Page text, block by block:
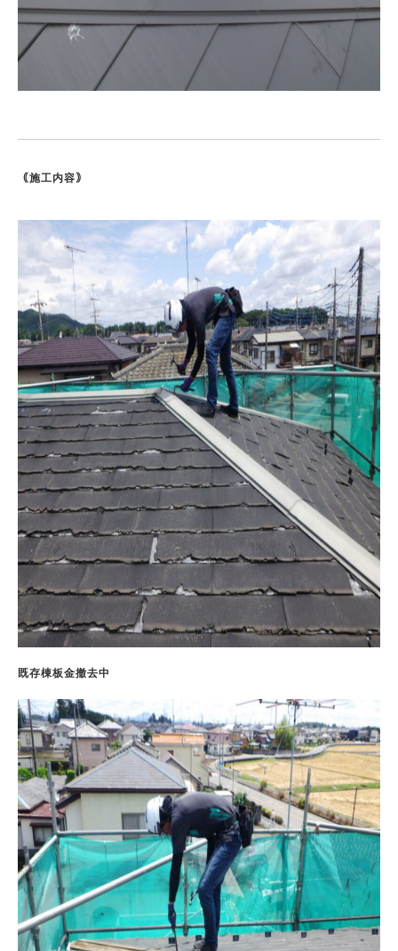
｟施工内容｠